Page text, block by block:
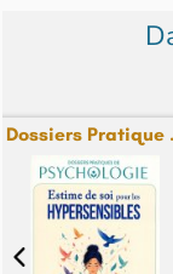
Dossiers Pratique